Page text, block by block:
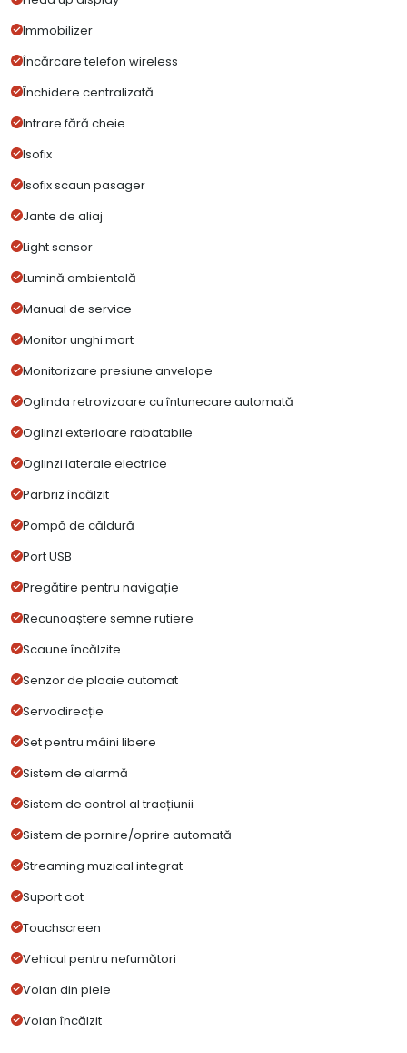
Immobilizer
Încărcare telefon wireless
Închidere centralizată
Intrare fără cheie
Isofix
Isofix scaun pasager
Jante de aliaj
Light sensor
Lumină ambientală
Manual de service
Monitor unghi mort
Monitorizare presiune anvelope
Oglinda retrovizoare cu întunecare automată
Oglinzi exterioare rabatabile
Oglinzi laterale electrice
Parbriz încălzit
Pompă de căldură
Port USB
Pregătire pentru navigație
Recunoaștere semne rutiere
Scaune încălzite
Senzor de ploaie automat
Servodirecție
Set pentru mâini libere
Sistem de alarmă
Sistem de control al tracțiunii
Sistem de pornire/oprire automată
Streaming muzical integrat
Suport cot
Touchscreen
Vehicul pentru nefumători
Volan din piele
Volan încălzit